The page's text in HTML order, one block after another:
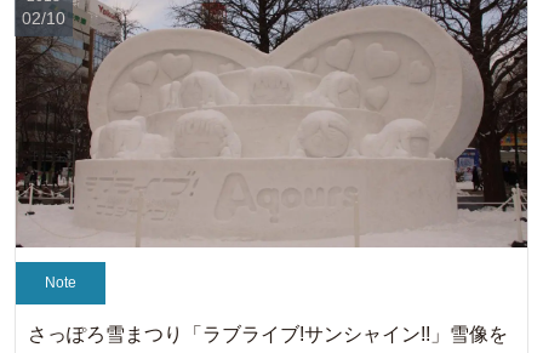
Note
さっぽろ雪まつり「ラブライブ!サンシャイン!!」雪像を
02/10